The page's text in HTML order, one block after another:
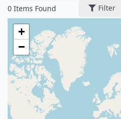
0 Items Found Filter
+
−